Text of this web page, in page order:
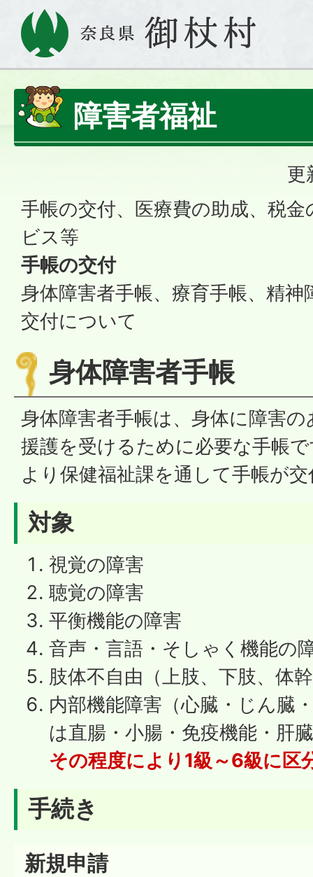
障害者福祉
更
手帳の交付、医療費の助成、税
ビス等
手帳の交付
身体障害者手帳、療育手帳、精神
交付について
身体障害者手帳
身体障害者手帳は、身体に障害
援護を受けるために必要な手帳
より保健福祉課を通して手帳が
対象
視覚の障害
聴覚の障害
平衡機能の障害
音声・言語・そしゃく機能の
肢体不自由（上肢、下肢、体
内部機能障害（心臓・じん臓
は直腸・小腸・免疫機能・肝
その程度により1級～6級に区
手続き
新規申請